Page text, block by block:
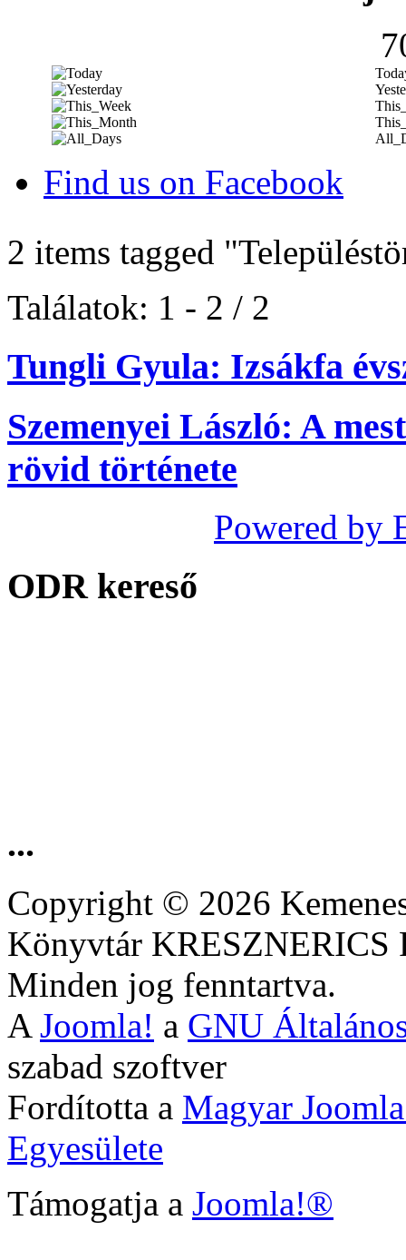
Find us on Facebook
2 items tagged
Találatok: 1 - 2 / 2
Tungli Gyula: Izsákfa
Szemenyei László: A
rövid története
Powered by
ODR kereső
...
Copyright © 2026
Könyvtár
Minden jog fenntartva.
A Joomla! a GNU
szabad szoftver
Fordította a Magyar
Egyesülete
Támogatja a Joomla!®